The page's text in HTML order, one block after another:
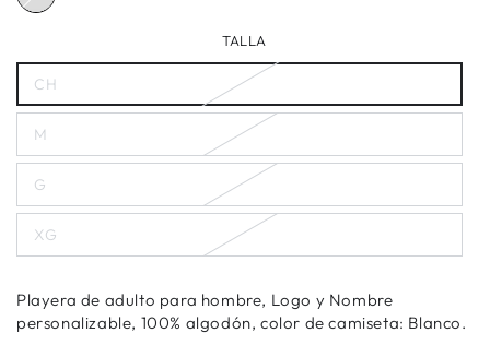
TALLA
CH
M
G
XG
Playera de adulto para hombre, Logo y Nombre
personalizable, 100% algodón, color de camiseta: Blanco.